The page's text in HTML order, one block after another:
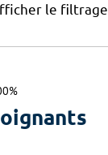
le filtrage